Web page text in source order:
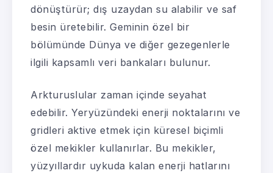
dönüştürür; dış uzaydan su alabilir ve saf
besin üretebilir. Geminin özel bir
bölümünde Dünya ve diğer gezegenlerle
ilgili kapsamlı veri bankaları bulunur.
Arkturuslular zaman içinde seyahat
edebilir. Yeryüzündeki enerji noktalarını ve
gridleri aktive etmek için küresel biçimli
özel mekikler kullanırlar. Bu mekikler,
yüzyıllardır uykuda kalan enerji hatlarını